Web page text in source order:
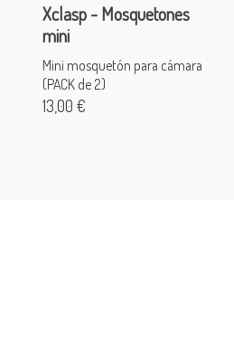
Xclasp - Mosquetones
mini
Mini mosquetón para cámara
(PACK de 2)
13,00 €